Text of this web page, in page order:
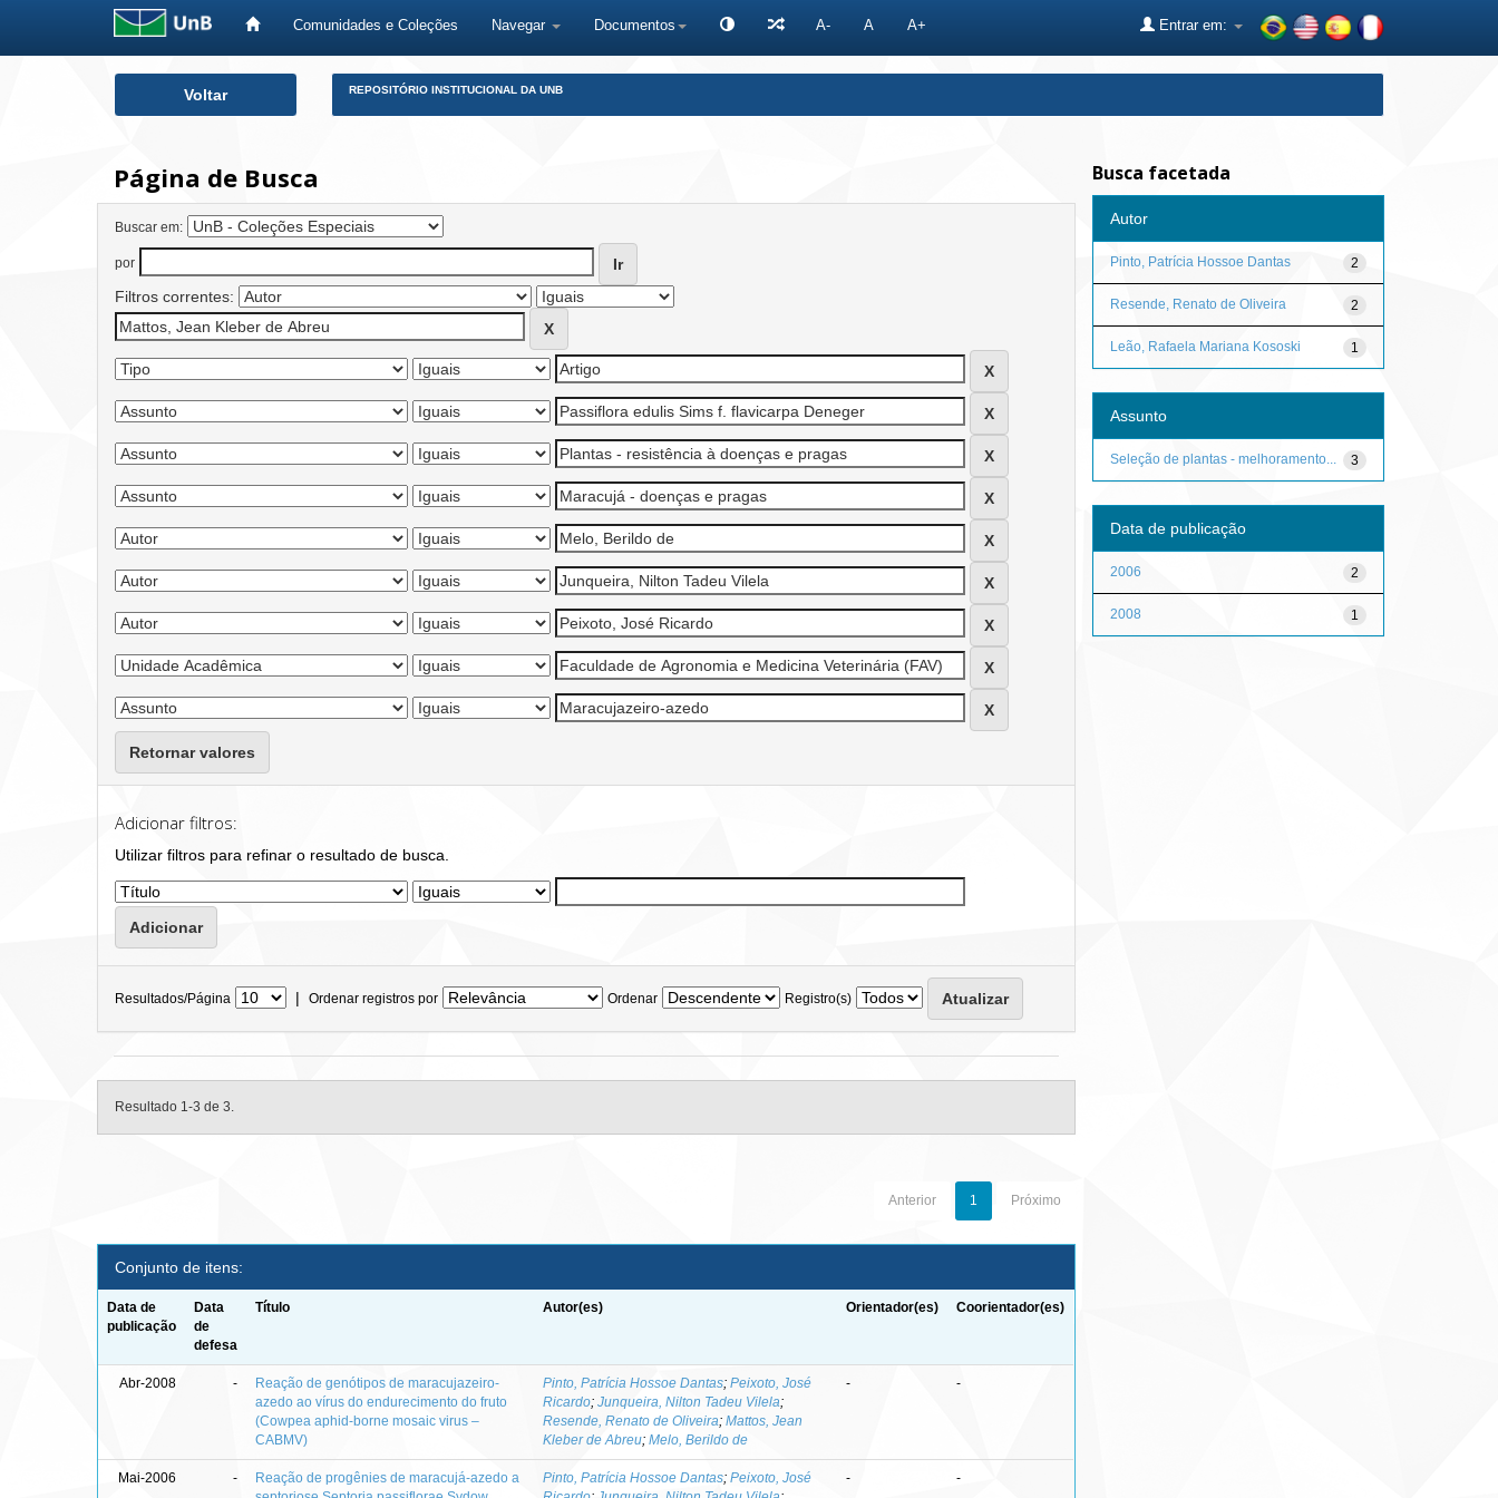
Comunidades e Coleções Navegar Documentos A- A A+ Entrar em:
Voltar REPOSITÓRIO INSTITUCIONAL DA UNB
Página de Busca
Buscar em:
por
Filtros correntes:
Retornar valores
Adicionar filtros:
Utilizar filtros para refinar o resultado de busca.
Resultados/Página | Ordenar registros por Ordenar Registro(s)
Resultado 1-3 de 3.
Anterior 1 Próximo
Conjunto de itens:
Data de
publicação
Data
de
defesa
Título Autor(es) Orientador(es) Coorientador(es)
Abr-2008 -
Reação de genótipos de maracujazeiro-
azedo ao vírus do endurecimento do fruto
(Cowpea aphid-borne mosaic virus –
CABMV)
Pinto, Patrícia Hossoe Dantas;Peixoto, José
Ricardo;Junqueira, Nilton Tadeu Vilela;
Resende, Renato de Oliveira;Mattos, Jean
Kleber de Abreu;Melo, Berildo de
- -
Mai-2006 -
Reação de progênies de maracujá-azedo a
Pinto, Patrícia Hossoe Dantas;Peixoto, José
- -
Busca facetada
Autor
2
Pinto, Patrícia Hossoe Dantas
2
Resende, Renato de Oliveira
1
Leão, Rafaela Mariana Kososki
Assunto
3
Seleção de plantas - melhoramento...
Data de publicação
2
2006
1
2008